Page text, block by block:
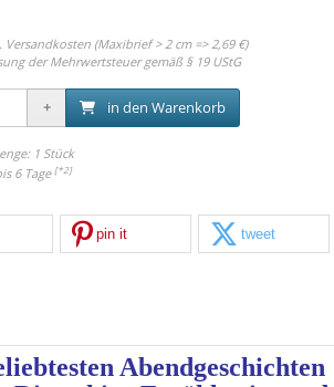
Versandkosten (Maxibrief > 2 cm => 2,69 €)
der Mehrwertsteuer gemäß § 19 UStG
in den Warenkorb
1 Stück
6 Tage [*2]
pin it tweet
Abendgeschichten